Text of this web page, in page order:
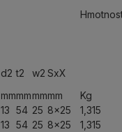
d2 t2 w2 SxX
mmmmmmmm
Kg
13
13
54
54
25
25
8x25
8x25
1,315
1,315